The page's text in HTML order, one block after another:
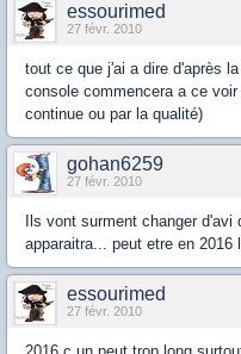
essourimed
27 févr. 2010
tout ce que j'ai a dire d'après
console commencera a ce
continue ou par la qualité)
gohan6259
27 févr. 2010
Ils vont surment changer
apparaitra... peut etre en 2016
essourimed
27 févr. 2010